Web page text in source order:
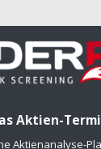
Aktien-
Aktienanalyse-